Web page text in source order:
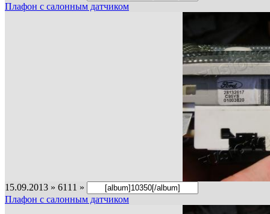
Плафон с салонным датчиком
15.09.2013 » 6111 »
Плафон с салонным датчиком